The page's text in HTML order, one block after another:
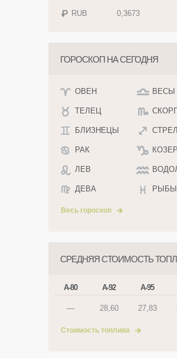
RUB 0,3673
ГОРОСКОП НА СЕГОДНЯ
ОВЕН
ТЕЛЕЦ
БЛИЗНЕЦЫ
РАК
ЛЕВ
ДЕВА
ВЕСЫ
РЫБЫ
Весь гороскоп
СРЕДНЯЯ СТОИМОСТЬ
А-80 А-92 А-95
— 28,60 27,83
Стоимость топлива